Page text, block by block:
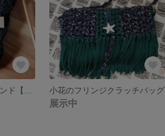
小花のフリンジクラッチバッグ
展示中